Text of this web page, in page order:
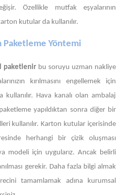
Özellikle mutfak eşyalarının
kutular da kullanılır.
Paketleme Yöntemi
paketlenir bu soruyu uzman nakliye
kırılmasını engellemek için
Hava kanalı olan ambalaj
yapıldıktan sonra diğer bir
kullanılır. Karton kutular içerisinde
herhangi bir çizik oluşması
modeli için uygularız. Ancak belirli
gerekir. Daha fazla bilgi almak
tamamlamak adına kurumsal